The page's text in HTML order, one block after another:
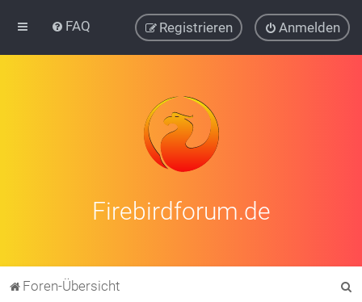
FAQ Anmelden
Registrieren
Firebirdforum.de
Foren-Übersicht